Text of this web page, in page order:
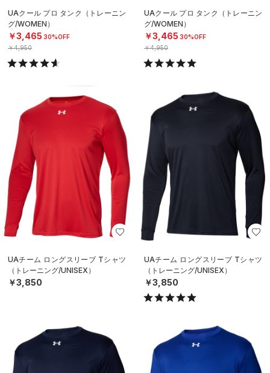
UAクール プロ タンク（トレーニン
グ/WOMEN）
￥3,465 30%OFF
￥4,950
UAクール プロ タンク（トレーニン
グ/WOMEN）
￥3,465 30%OFF
￥4,950
UAチーム ロングスリーブ Tシャツ
（トレーニング/UNISEX）
￥3,850
UAチーム ロングスリーブ Tシャツ
（トレーニング/UNISEX）
￥3,850